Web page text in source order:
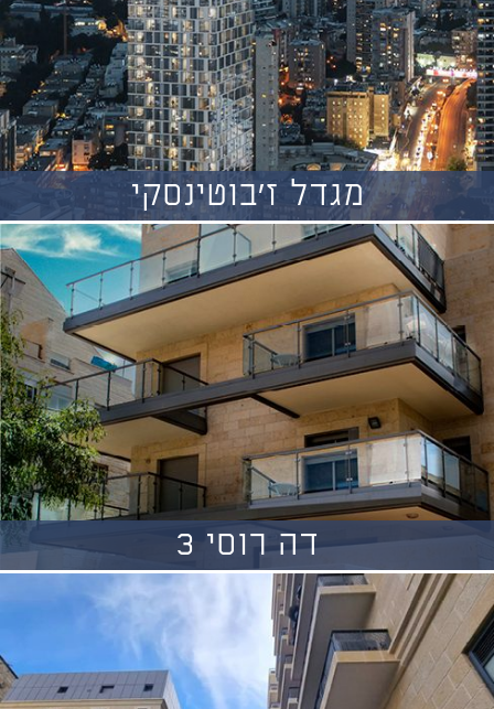
מגדל ז'בוטינסקי
דה רוסי 3